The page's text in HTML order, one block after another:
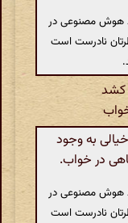
هوش مصنوعی در
نادرست است
کشد
به وجود
در خواب.
هوش مصنوعی در
نادرست است